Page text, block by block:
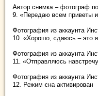
Автор снимка – фотограф
9. «Передаю всем приветы
Фотография из аккаунта
10. «Хорошо, сдаюсь – это
Фотография из аккаунта
11. «Отправляюсь
Фотография из аккаунта
12. Режим сна активирован